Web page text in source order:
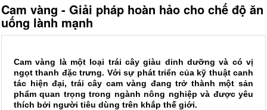
Cam vàng - Giải pháp hoàn hảo cho chế độ ăn
uống lành mạnh
Cam vàng là một loại trái cây giàu dinh dưỡng và có vị
ngọt thanh đặc trưng. Với sự phát triển của kỹ thuật canh
tác hiện đại, trái cây cam vàng đang trở thành một sản
phẩm quan trọng trong ngành nông nghiệp và được yêu
thích bởi người tiêu dùng trên khắp thế giới.